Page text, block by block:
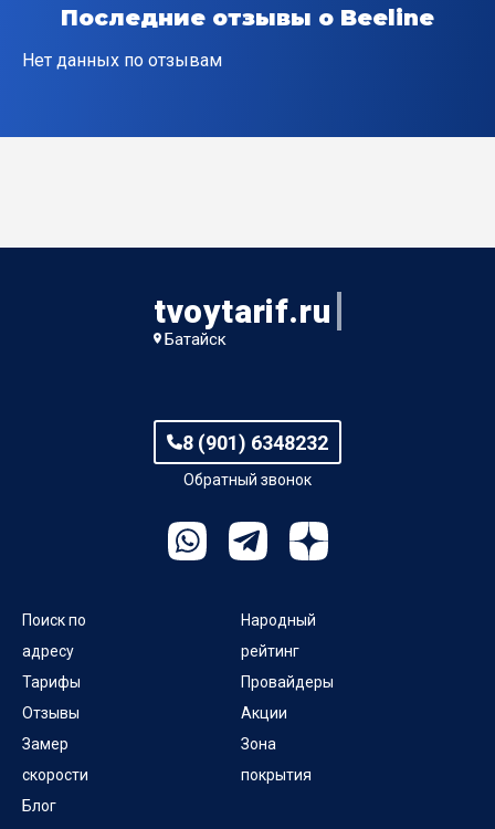
пер Спортивное Кольцо
пер Средний тупик
пер Талалихина
пер Толстого
Последние отзывы о Beeline
Нет данных по отзывам
tvoytarif.ru
Батайск
8 (901) 6348232
Обратный звонок
Поиск по
адресу
Тарифы
Отзывы
Замер
скорости
Блог
Народный
рейтинг
Провайдеры
Акции
Зона
покрытия